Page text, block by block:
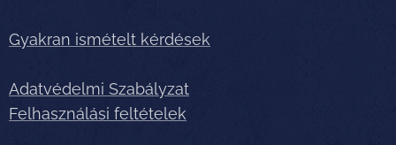
Gyakran ismételt kérdések
Adatvédelmi Szabályzat
Felhasználási feltételek